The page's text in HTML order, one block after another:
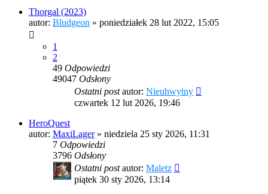
Thorgal (2023)
autor: Bludgeon » poniedziałek 28 lut 2022, 15:05
1
2
49 Odpowiedzi
49047 Odsłony
Ostatni postautor: Nieuhwytny
czwartek 12 lut 2026, 19:46
HeroQuest
autor: MaxiLager» niedziela 25 sty 2026, 11:31
7 Odpowiedzi
3796 Odsłony
Ostatni postautor: Maletz
piątek 30 sty 2026, 13:14